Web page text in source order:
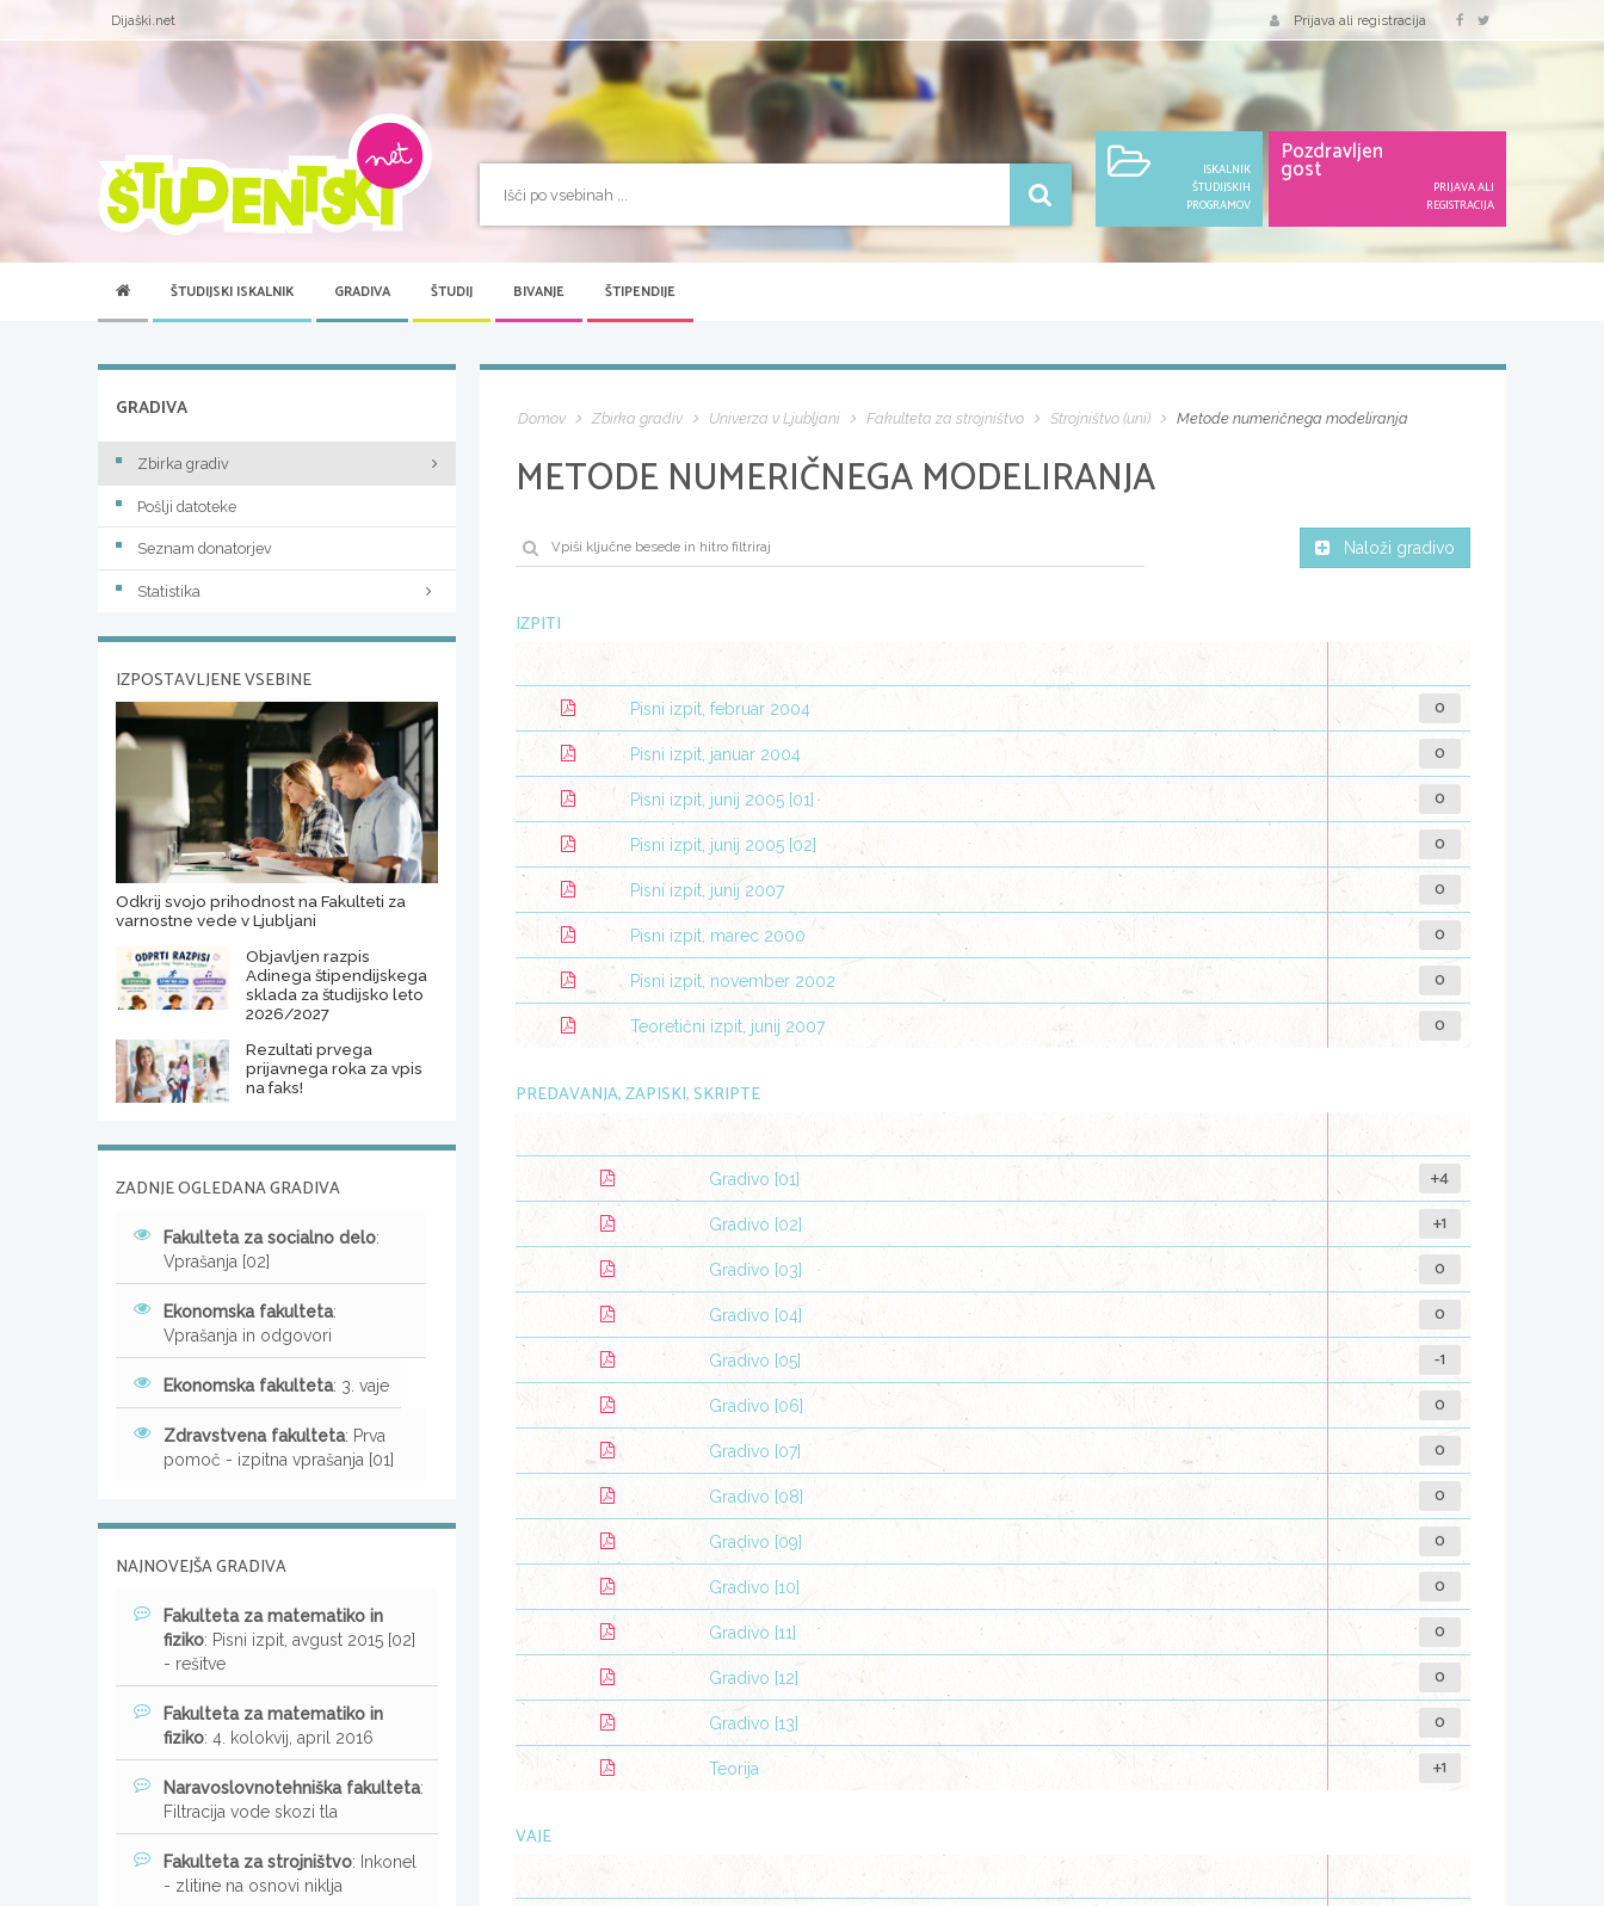
Dijaški.net Prijava ali registracija
ISKALNIK
ŠTUDIJSKIH
PROGRAMOV
Pozdravljen
gost
PRIJAVA ALI
REGISTRACIJA
ŠTUDIJSKI ISKALNIK GRADIVA ŠTUDIJ BIVANJE ŠTIPENDIJE
Domov Zbirka gradiv Univerza v Ljubljani Fakulteta za strojništvo Strojništvo (uni) Metode numeričnega modeliranja
METODE NUMERIČNEGA MODELIRANJA
Naloži gradivo
IZPITI
Pisni izpit, februar 2004 0
Pisni izpit, januar 2004 0
Pisni izpit, junij 2005 [01] 0
Pisni izpit, junij 2005 [02] 0
Pisni izpit, junij 2007 0
Pisni izpit, marec 2000 0
Pisni izpit, november 2002 0
Teoretični izpit, junij 2007 0
PREDAVANJA, ZAPISKI, SKRIPTE
Gradivo [01] +4
Gradivo [02] +1
Gradivo [03] 0
Gradivo [04] 0
Gradivo [05] -1
Gradivo [06] 0
Gradivo [07] 0
Gradivo [08] 0
Gradivo [09] 0
Gradivo [10] 0
Gradivo [11] 0
Gradivo [12] 0
Gradivo [13] 0
Teorija +1
VAJE
GRADIVA
Zbirka gradiv
Pošlji datoteke
Seznam donatorjev
Statistika
IZPOSTAVLJENE VSEBINE
Odkrij svojo prihodnost na Fakulteti za
varnostne vede v Ljubljani
Objavljen razpis
Adinega štipendijskega
sklada za študijsko leto
2026/2027
Rezultati prvega
prijavnega roka za vpis
na faks!
ZADNJE OGLEDANA GRADIVA
Fakulteta za socialno delo:
Vprašanja [02]
Ekonomska fakulteta:
Vprašanja in odgovori
Ekonomska fakulteta: 3. vaje
Zdravstvena fakulteta: Prva
pomoč - izpitna vprašanja [01]
NAJNOVEJŠA GRADIVA
Fakulteta za matematiko in
fiziko: Pisni izpit, avgust 2015 [02]
- rešitve
Fakulteta za matematiko in
fiziko: 4. kolokvij, april 2016
Naravoslovnotehniška fakulteta:
Filtracija vode skozi tla
Fakulteta za strojništvo: Inkonel
- zlitine na osnovi niklja